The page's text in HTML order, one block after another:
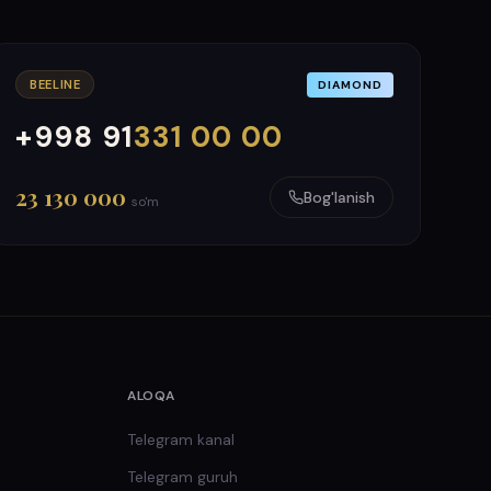
BEELINE DIAMOND
+998 91331 00 00
000
999
23 130 000 so'm Bog'lanish
ALOQA
Telegram kanal
Telegram guruh